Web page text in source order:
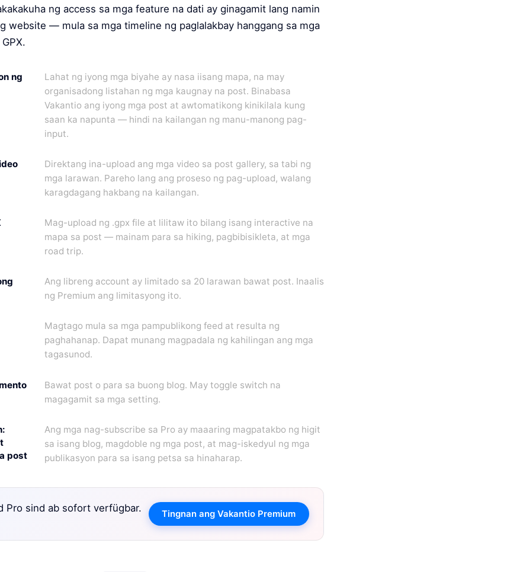
ng access sa mga feature na dati ay ginagamit lang namin
website — mula sa mga timeline ng paglalakbay hanggang sa mga
ng
Lahat ng iyong mga biyahe ay nasa iisang mapa, na may
organisadong listahan ng mga kaugnay na post. Binabasa
Vakantio ang iyong mga post at awtomatikong kinikilala kung
saan ka napunta — hindi na kailangan ng manu-manong pag-
input.
Direktang ina-upload ang mga video sa post gallery, sa tabi ng
mga larawan. Pareho lang ang proseso ng pag-upload, walang
karagdagang hakbang na kailangan.
Mag-upload ng .gpx file at lilitaw ito bilang isang interactive na
mapa sa post — mainam para sa hiking, pagbibisikleta, at mga
road trip.
Ang libreng account ay limitado sa 20 larawan bawat post. Inaalis
ng Premium ang limitasyong ito.
Magtago mula sa mga pampublikong feed at resulta ng
paghahanap. Dapat munang magpadala ng kahilingan ang mga
tagasunod.
Bawat post o para sa buong blog. May toggle switch na
magagamit sa mga setting.
post
Ang mga nag-subscribe sa Pro ay maaaring magpatakbo ng higit
sa isang blog, magdoble ng mga post, at mag-iskedyul ng mga
publikasyon para sa isang petsa sa hinaharap.
Pro sind ab sofort verfügbar. Tingnan ang Vakantio Premium